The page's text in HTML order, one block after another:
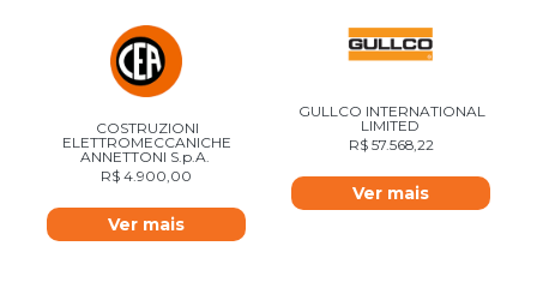
COSTRUZIONI
ELETTROMECCANICHE
ANNETTONI S.p.A.
R$ 4.900,00
Ver mais
GULLCO INTERNATIONAL
LIMITED
R$57.568,22
Ver mais